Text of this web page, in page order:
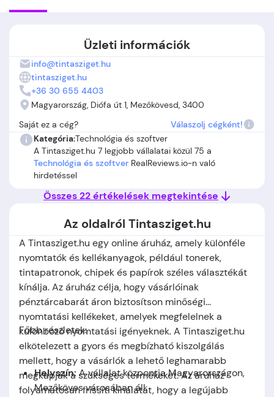
Üzleti információk
info@tintasziget.hu
tintasziget.hu
+36 30 655 4403
Magyarország, Diófa út 1, Mezőkövesd, 3400
Saját ez a cég?
Válaszolj cégként!
Kategória:Technológia és szoftver
A Tintasziget.hu 7 legjobb vállalatai közül 75 a
Technológia és szoftver RealReviews.io-n való
hirdetéssel
Összes 22 értékelések megtekintése
Az oldalról Tintasziget.hu
A Tintasziget.hu egy online áruház, amely különféle
nyomtatók és kellékanyagok, például tonerek,
tintapatronok, chipek és papírok széles választékát
kínálja. Az áruház célja, hogy vásárlóinak
pénztárcabarát áron biztosítson minőségi
nyomtatási kellékeket, amelyek megfelelnek a
különböző nyomtatási igényeknek. A Tintasziget.hu
elkötelezett a gyors és megbízható kiszolgálás
mellett, hogy a vásárlók a lehető leghamarabb
megkapják a szükséges termékeket. Az áruház
folyamatosan frissíti kínálatát, hogy a legújabb
Főbb részletek:
Helyszín: A vállalat központjaMagyarországon,
Mezőkövesvárosában áll.